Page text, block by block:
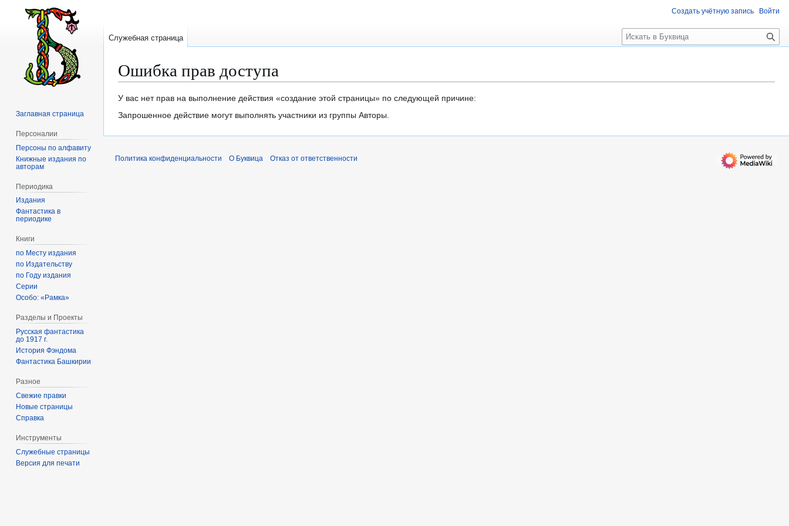
Ошибка прав доступа
Перейти
к
Перейти
к
У вас нет прав на выполнение действия «создание этой страницы» по следующей причине:
Запрошенное действие могут выполнять участники из группы Авторы.
Создать учётную запись Войти
Служебная страница
П
о
к
Заглавная страница
Персоналии
Персоны по алфавиту
Книжные издания по
авторам
Периодика
Издания
Фантастика в
периодике
Книги
по Месту издания
по Издательству
по Году издания
Серии
Особо: «Рамка»
Разделы и Проекты
Русская фантастика
до 1917 г.
История Фэндома
Фантастика Башкирии
Разное
Свежие правки
Новые страницы
Справка
Инструменты
Служебные страницы
Версия для печати
Политика конфиденциальности О Буквица Отказ от ответственности